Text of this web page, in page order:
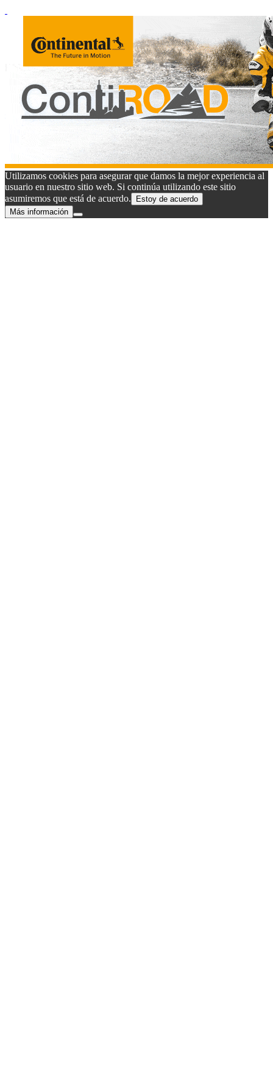
Utilizamos cookies para asegurar que damos la mejor experiencia al
usuario en nuestro sitio web. Si continúa utilizando este sitio
asumiremos que está de acuerdo.
Estoy de acuerdo
Más información